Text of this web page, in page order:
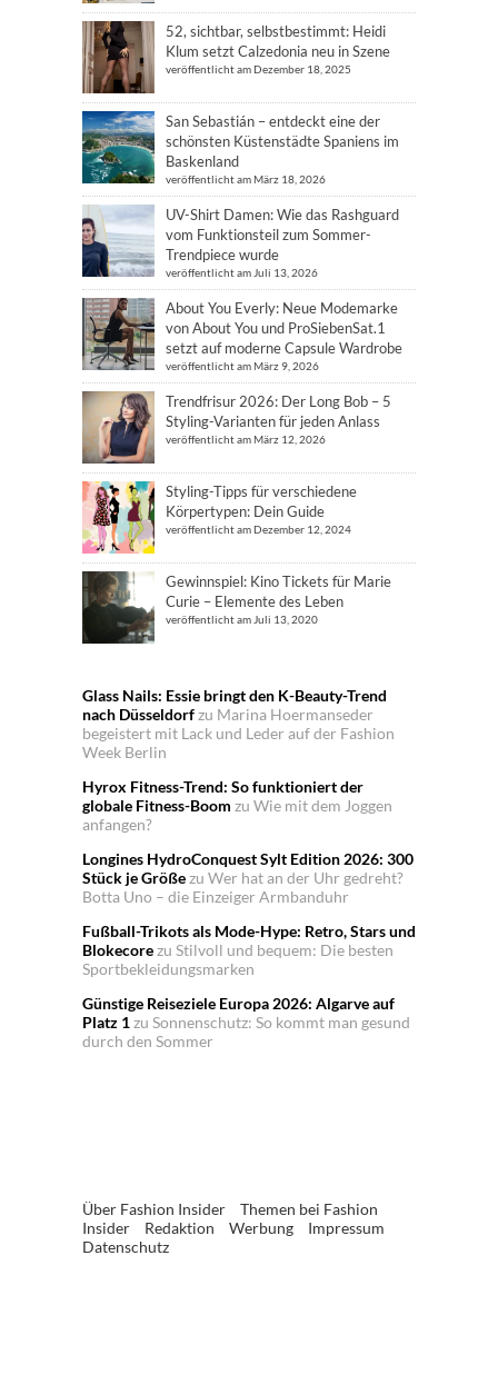
52, sichtbar, selbstbestimmt: Heidi
Klum setzt Calzedonia neu in Szene
veröffentlicht am Dezember 18, 2025
San Sebastián – entdeckt eine der
schönsten Küstenstädte Spaniens im
Baskenland
veröffentlicht am März 18, 2026
UV-Shirt Damen: Wie das Rashguard
vom Funktionsteil zum Sommer-
Trendpiece wurde
veröffentlicht am Juli 13, 2026
About You Everly: Neue Modemarke
von About You und ProSiebenSat.1
setzt auf moderne Capsule Wardrobe
veröffentlicht am März 9, 2026
Trendfrisur 2026: Der Long Bob – 5
Styling-Varianten für jeden Anlass
veröffentlicht am März 12, 2026
Styling-Tipps für verschiedene
Körpertypen: Dein Guide
veröffentlicht am Dezember 12, 2024
Gewinnspiel: Kino Tickets für Marie
Curie – Elemente des Leben
veröffentlicht am Juli 13, 2020
Glass Nails: Essie bringt den K-Beauty-Trend
nach Düsseldorfzu Marina Hoermanseder
begeistert mit Lack und Leder auf der Fashion
Week Berlin
Hyrox Fitness-Trend: So funktioniert der
globale Fitness-Boom zu Wie mit dem Joggen
anfangen?
Longines HydroConquest Sylt Edition 2026: 300
Stück je Größezu Wer hat an der Uhr gedreht?
Botta Uno – die Einzeiger Armbanduhr
Fußball-Trikots als Mode-Hype: Retro, Stars und
Blokecorezu Stilvoll und bequem: Die besten
Sportbekleidungsmarken
Günstige Reiseziele Europa 2026: Algarve auf
Platz 1zu Sonnenschutz: So kommt man gesund
durch den Sommer
Über Fashion Insider
Themen bei Fashion
Insider
Redaktion Werbung
Impressum
Datenschutz